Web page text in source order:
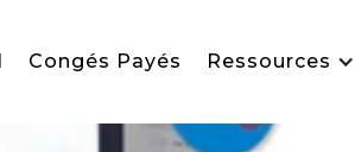
Congés Payés Ressources